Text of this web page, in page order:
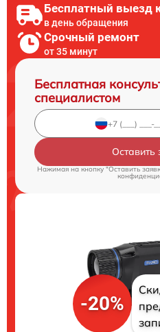
Бесплатный выезд
в день обращения
Срочный ремонт
от 35 минут
Бесплатная
специалистом
Оставить
Нажимая на кнопку "Оставить
-20%